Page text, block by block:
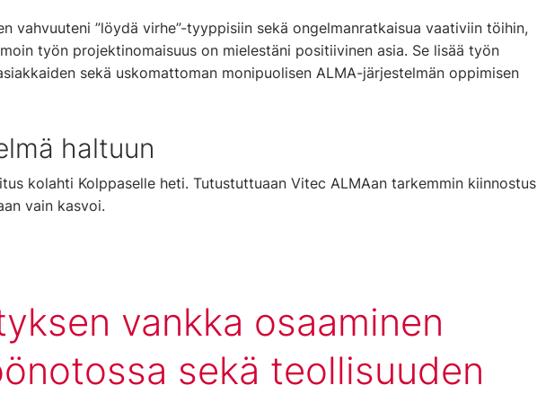
vahvuuteni ”löydä virhe”-tyyppisiin sekä ongelmanratkaisua vaativiin töihin,
työn projektinomaisuus on mielestäni positiivinen asia. Se lisää työn
sekä uskomattoman monipuolisen ALMA-järjestelmän oppimisen
haltuun
kolahti Kolppaselle heti. Tutustuttuaan Vitec ALMAan tarkemmin kiinnostus
vain kasvoi.
vankka osaaminen
sekä teollisuuden